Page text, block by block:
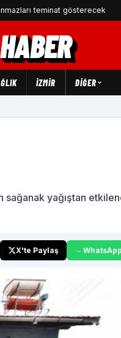
teminat gösterecek
İZMİR DIĞER
sağanak yağıştan
X'te Paylaş WhatsApp